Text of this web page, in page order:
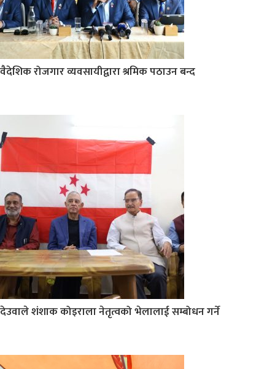
वैदेशिक रोजगार व्यवसायीद्वारा श्रमिक पठाउन बन्द
देउवाले शंशाक कोइराला नेतृत्वको भेलालाई सम्बोधन गर्ने